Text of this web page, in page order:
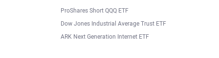
ProShares Short QQQ ETF
Dow Jones Industrial Average Trust ETF
ARK Next Generation Internet ETF